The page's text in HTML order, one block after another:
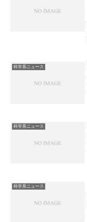
科学系ニュース
科学系ニュース
科学系ニュース